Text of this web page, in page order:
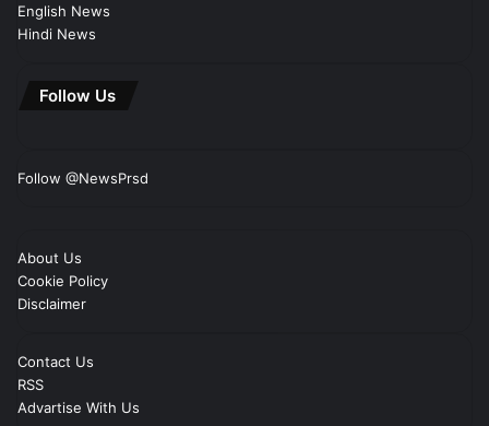
English News
Hindi News
Follow Us
Follow @NewsPrsd
About Us
Cookie Policy
Disclaimer
Contact Us
RSS
Advartise With Us